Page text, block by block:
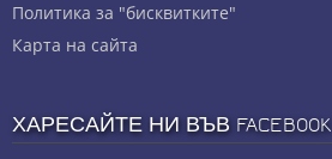
Политика за "бисквитките"
Карта на сайта
ХАРЕСАЙТЕ НИ ВЪВ FACEBOOK